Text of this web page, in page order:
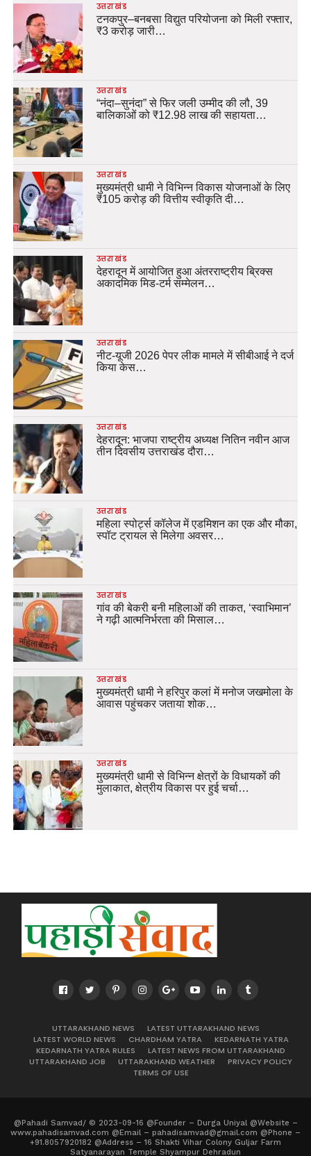
उत्तराखंड
टनकपुर–बनबसा विद्युत परियोजना को मिली रफ्तार,
₹3 करोड़ जारी…
उत्तराखंड
“नंदा–सुनंदा” से फिर जली उम्मीद की लौ, 39
बालिकाओं को ₹12.98 लाख की सहायता…
उत्तराखंड
मुख्यमंत्री धामी ने विभिन्न विकास योजनाओं के लिए
₹105 करोड़ की वित्तीय स्वीकृति दी…
उत्तराखंड
देहरादून में आयोजित हुआ अंतरराष्ट्रीय ब्रिक्स
अकादमिक मिड-टर्म सम्मेलन…
उत्तराखंड
नीट-यूजी 2026 पेपर लीक मामले में सीबीआई ने दर्ज
किया केस…
उत्तराखंड
देहरादून: भाजपा राष्ट्रीय अध्यक्ष नितिन नवीन आज
तीन दिवसीय उत्तराखंड दौरा…
उत्तराखंड
महिला स्पोर्ट्स कॉलेज में एडमिशन का एक और मौका,
स्पॉट ट्रायल से मिलेगा अवसर…
उत्तराखंड
गांव की बेकरी बनी महिलाओं की ताकत, ‘स्वाभिमान’
ने गढ़ी आत्मनिर्भरता की मिसाल…
उत्तराखंड
मुख्यमंत्री धामी ने हरिपुर कलां में मनोज जखमोला के
आवास पहुंचकर जताया शोक…
उत्तराखंड
मुख्यमंत्री धामी से विभिन्न क्षेत्रों के विधायकों की
मुलाकात, क्षेत्रीय विकास पर हुई चर्चा…
UTTARAKHAND NEWS
LATEST UTTARAKHAND NEWS
LATEST WORLD NEWS
CHARDHAM YATRA
KEDARNATH YATRA
KEDARNATH YATRA RULES
LATEST NEWS FROM UTTARAKHAND
UTTARAKHAND JOB
UTTARAKHAND WEATHER
PRIVACY POLICY
TERMS OF USE
@Pahadi Samvad/ © 2023-09-16 @Founder – Durga Uniyal @Website –
www.pahadisamvad.com @Email – pahadisamvad@gmail.com @Phone –
+91.8057920182 @Address – 16 Shakti Vihar Colony Guljar Farm
Satyanarayan Temple Shyampur Dehradun